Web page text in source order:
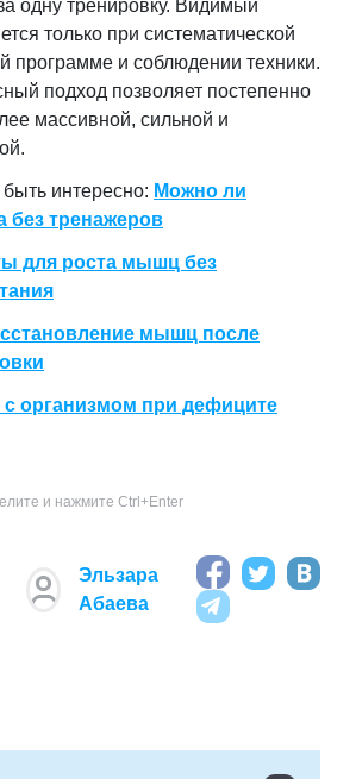
одну тренировку. Видимый
только при систематической
программе и соблюдении техники.
подход позволяет постепенно
массивной, сильной и
интересно: Можно ли
без тренажеров
для роста мышц без
мышц после
с организмом при дефиците
и нажмите Ctrl+Enter
Эльзара
Абаева